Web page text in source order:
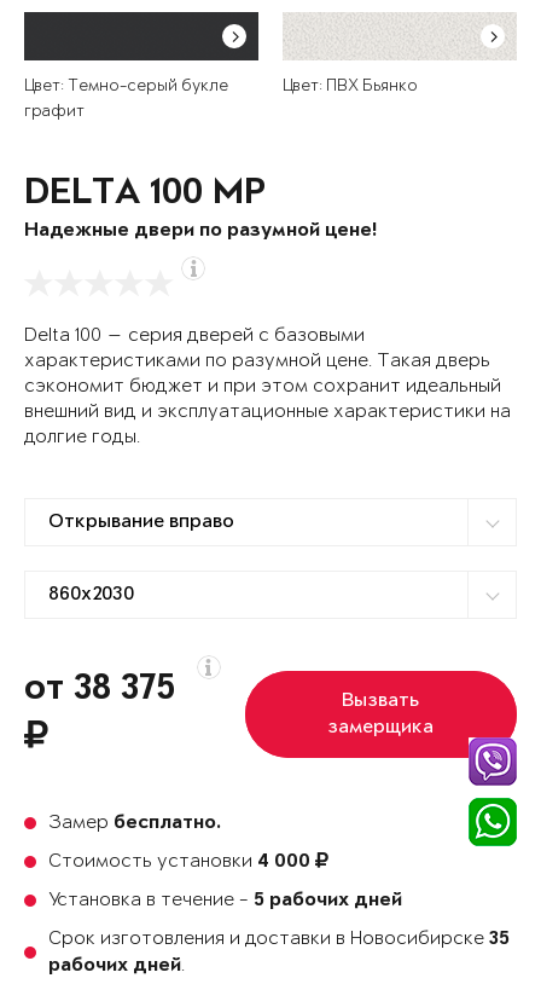
Цвет: Темно-серый букле
графит
Цвет: ПВХ Бьянко
DELTA 100 MP
Надежные двери по разумной цене!
Delta 100 — серия дверей с базовыми
характеристиками по разумной цене. Такая дверь
сэкономит бюджет и при этом сохранит идеальный
внешний вид и эксплуатационные характеристики на
долгие годы.
от 38 375
Вызвать
замерщика
Замер бесплатно.
Стоимость установки 4 000
Установка в течение - 5 рабочих дней
Срок изготовления и доставки в Новосибирске 35
рабочих дней.